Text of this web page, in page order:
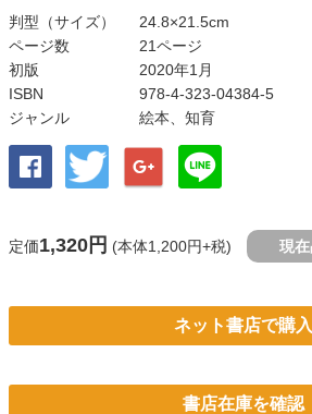
判型（サイズ）
24.8×21.5cm
ページ数
21ページ
初版
2020年1月
ISBN
978-4-323-04384-5
ジャンル
絵本 知育
定価1,320円 (本体1,200円+税) 現
ネット書店で購入
書店在庫を確認